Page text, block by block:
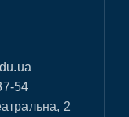
54
2